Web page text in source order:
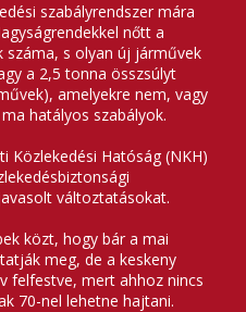
szabályrendszer mára
nőtt a
s olyan új járművek
a 2,5 tonna összsúlyt
amelyekre nem, vagy
hatályos szabályok.
Közlekedési Hatóság (NKH)
változtatásokat.
közt, hogy bár a mai
meg, de a keskeny
felfestve, mert ahhoz nincs
70-nel lehetne hajtani.